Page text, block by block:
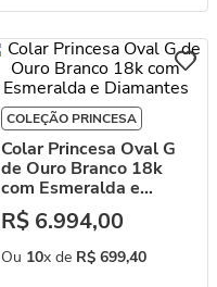
COLEÇÃO PRINCESA
Colar Princesa Oval G
de Ouro Branco 18k
com Esmeralda e
Diamantes
R$ 6.994,00
Ou 10x de R$ 699,40